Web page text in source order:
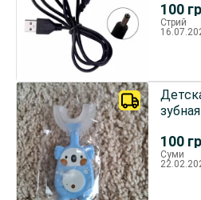
100
Стрий
100
Суми